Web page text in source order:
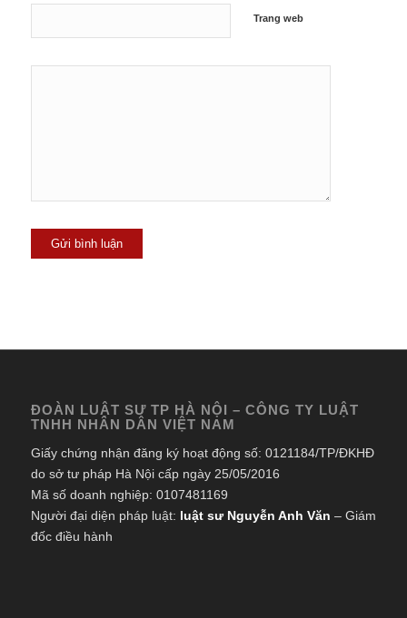
Trang web
ĐOÀN LUẬT SƯ TP HÀ NỘI – CÔNG TY LUẬT
TNHH NHÂN DÂN VIỆT NAM
Giấy chứng nhận đăng ký hoạt động số: 0121184/TP/ĐKHĐ
do sở tư pháp Hà Nội cấp ngày 25/05/2016
Mã số doanh nghiệp: 0107481169
Người đại diện pháp luật: luật sư Nguyễn Anh Văn – Giám
đốc điều hành